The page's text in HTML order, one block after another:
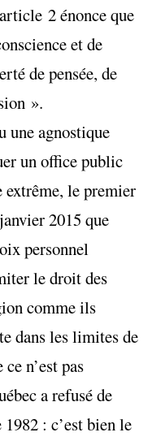
2 énonce que
et de
de pensée, de
».
une agnostique
un office public
extrême, le premier
2015 que
personnel
le droit des
comme ils
dans les limites de
n’est pas
a refusé de
: c’est bien le